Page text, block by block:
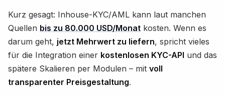
Kurz gesagt: Inhouse-KYC/AML kann laut manchen
Quellen bis zu 80.000 USD/Monat kosten. Wenn es
darum geht, jetzt Mehrwert zu liefern, spricht vieles
für die Integration einer kostenlosen KYC-API und das
spätere Skalieren per Modulen – mit voll
transparenter Preisgestaltung.